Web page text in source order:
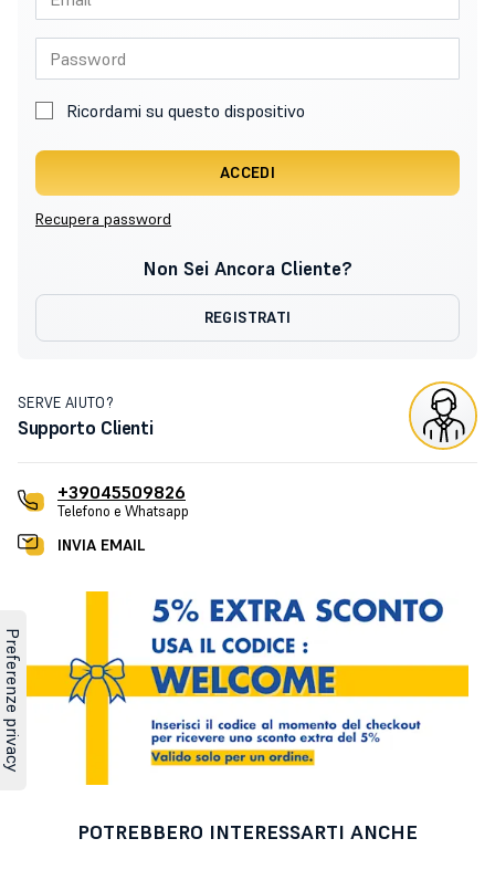
Ricordami su questo dispositivo
ACCEDI
Recupera password
Non Sei Ancora Cliente?
REGISTRATI
SERVE AIUTO?
Supporto Clienti
+39045509826
Telefono e Whatsapp
INVIA EMAIL
POTREBBERO INTERESSARTI ANCHE